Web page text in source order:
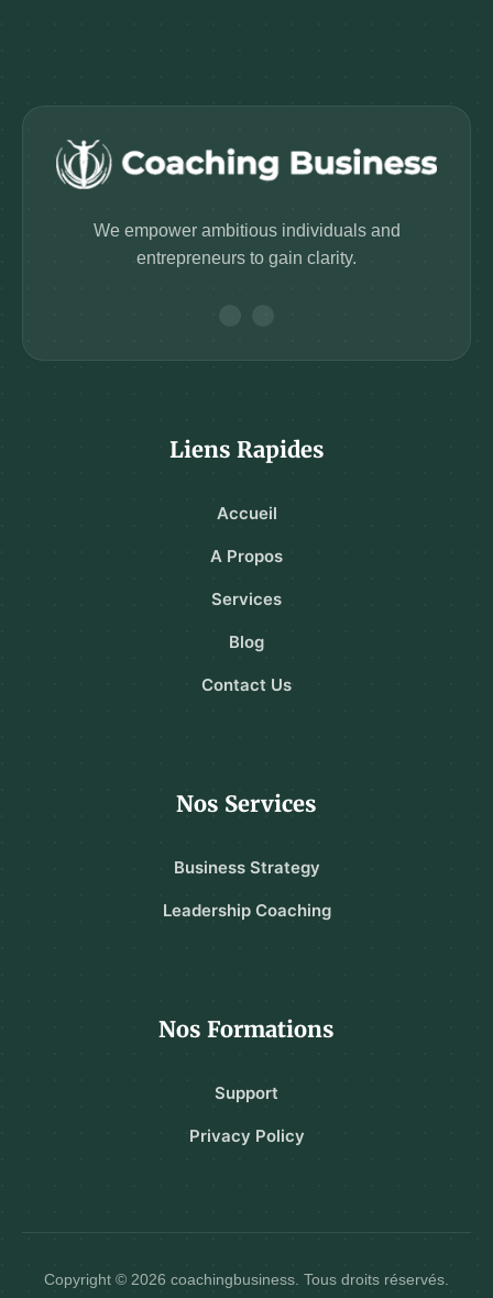
We empower ambitious individuals and
entrepreneurs to gain clarity.
Liens Rapides
Accueil
A Propos
Services
Blog
Contact Us
Nos Services
Business Strategy
Leadership Coaching
Nos Formations
Support
Privacy Policy
Copyright © 2026 coachingbusiness. Tous droits réservés.